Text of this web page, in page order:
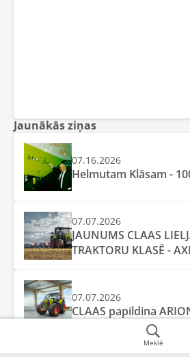
Meklē
Jaunākās ziņas
07.16.2026
Helmutam Klāsam -
07.07.2026
JAUNUMS CLAAS
TRAKTORU KLASĒ -
07.07.2026
CLAAS papildina